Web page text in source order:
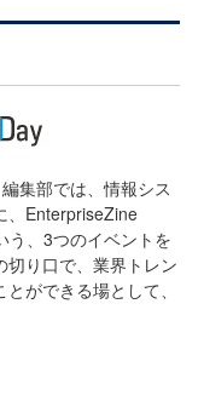
集部では、情報シス
、EnterpriseZine
う、3つのイベントを
切り口で、業界トレン
ができる場として、